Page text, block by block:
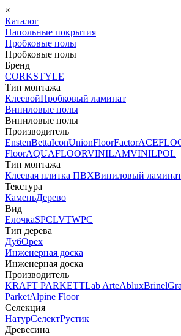
×
Каталог
Напольные покрытия
Пробковые полы
Пробковые полы
Бренд
CORKSTYLE
Тип монтажа
КлеевойПробковый ламинат
Виниловые полы
Виниловые полы
Производитель
EnstenBettaIconUnionFloorFactor
FloorAQUAFLOORVINILAMVINILPOL
Тип монтажа
Клеевая плитка ПВХВиниловый ламинат
Текстура
КаменьДерево
Вид
ЕлочкаSPCLVTWPC
Тип дерева
ДубОрех
Инженерная доска
Инженерная доска
Производитель
KRAFT PARKETTLab ArteAbluxBrinel
ParketAlpine Floor
Селекция
НатурСелектРустик
Древесина